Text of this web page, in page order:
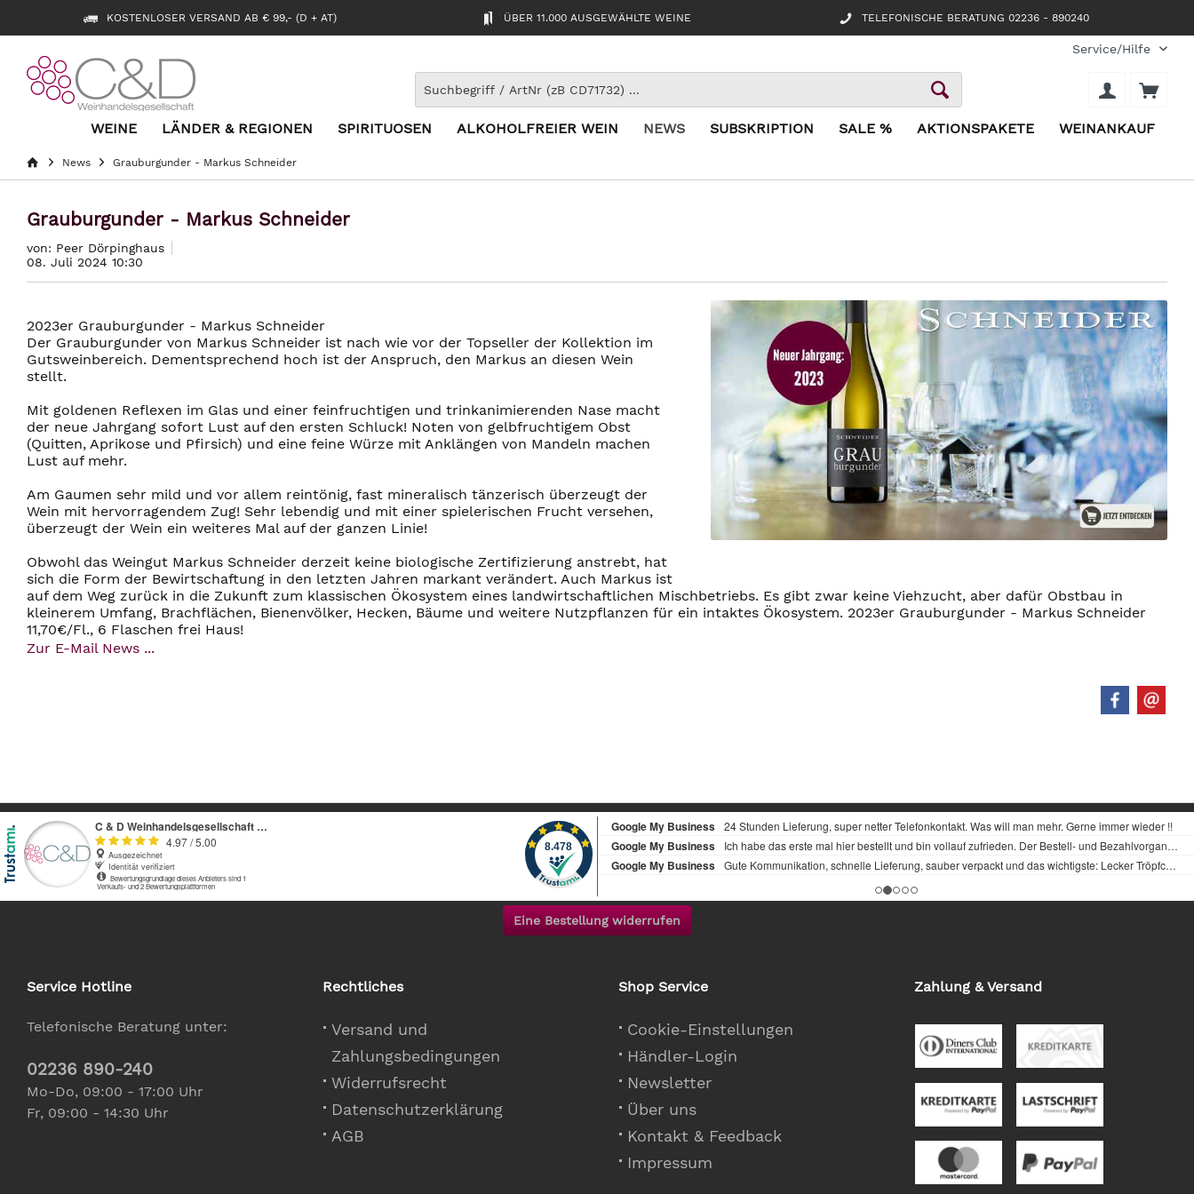
KOSTENLOSER VERSAND AB € 99,- (D + AT) ÜBER 11.000 AUSGEWÄHLTE WEINE TELEFONISCHE BERATUNG 02236 - 890240
Service/Hilfe
WEINE LÄNDER & REGIONEN SPIRITUOSEN ALKOHOLFREIER WEIN NEWS SUBSKRIPTION SALE % AKTIONSPAKETE WEINANKAUF
News Grauburgunder - Markus Schneider
Grauburgunder - Markus Schneider
von: Peer Dörpinghaus
08. Juli 2024 10:30
2023er Grauburgunder - Markus Schneider
Der Grauburgunder von Markus Schneider ist nach wie vor der Topseller der Kollektion im
Gutsweinbereich. Dementsprechend hoch ist der Anspruch, den Markus an diesen Wein
stellt.
Mit goldenen Reflexen im Glas und einer feinfruchtigen und trinkanimierenden Nase macht
der neue Jahrgang sofort Lust auf den ersten Schluck! Noten von gelbfruchtigem Obst
(Quitten, Aprikose und Pfirsich) und eine feine Würze mit Anklängen von Mandeln machen
Lust auf mehr.
Am Gaumen sehr mild und vor allem reintönig, fast mineralisch tänzerisch überzeugt der
Wein mit hervorragendem Zug! Sehr lebendig und mit einer spielerischen Frucht versehen,
überzeugt der Wein ein weiteres Mal auf der ganzen Linie!
Obwohl das Weingut Markus Schneider derzeit keine biologische Zertifizierung anstrebt, hat
sich die Form der Bewirtschaftung in den letzten Jahren markant verändert. Auch Markus ist
auf dem Weg zurück in die Zukunft zum klassischen Ökosystem eines landwirtschaftlichen Mischbetriebs. Es gibt zwar keine Viehzucht, aber dafür Obstbau in
kleinerem Umfang, Brachflächen, Bienenvölker, Hecken, Bäume und weitere Nutzpflanzen für ein intaktes Ökosystem. 2023er Grauburgunder - Markus Schneider
11,70€/Fl., 6 Flaschen frei Haus!
Zur E-Mail News ...
Eine Bestellung widerrufen
Service Hotline
Telefonische Beratung unter:
02236 890-240
Mo-Do, 09:00 - 17:00 Uhr
Fr, 09:00 - 14:30 Uhr
Rechtliches
Versand und
Zahlungsbedingungen
Widerrufsrecht
Datenschutzerklärung
AGB
Shop Service
Cookie-Einstellungen
Händler-Login
Newsletter
Über uns
Kontakt & Feedback
Impressum
Zahlung & Versand